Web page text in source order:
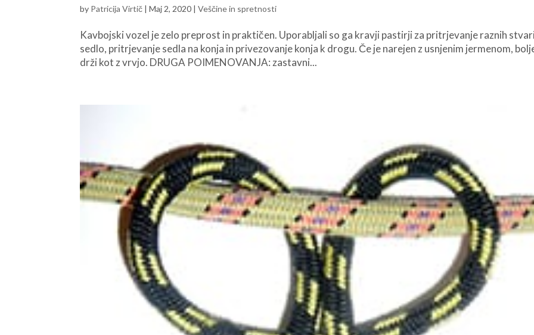
by Patricija Virtič |Maj 2, 2020 |Veščine in spretnosti
Kavbojski vozel je zelo preprost in praktičen. Uporabljali so ga kravji pastirji za pritrjevanje raznih
sedlo, pritrjevanje sedla na konja in privezovanje konja k drogu. Če je narejen z usnjenim jermenom,
drži kot z vrvjo. DRUGA POIMENOVANJA: zastavni...